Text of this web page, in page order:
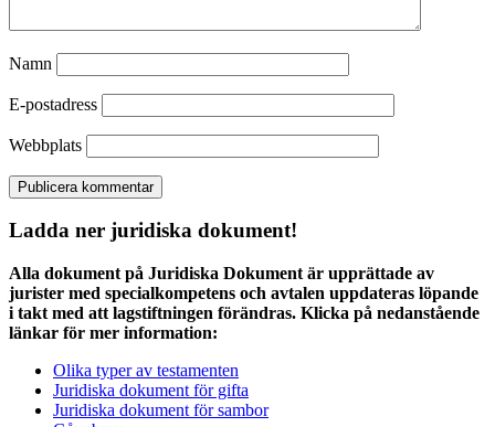
Namn
E-postadress
Webbplats
Ladda ner juridiska dokument!
Alla dokument på Juridiska Dokument är upprättade av
jurister med specialkompetens och avtalen uppdateras löpande
i takt med att lagstiftningen förändras. Klicka på nedanstående
länkar för mer information:
Olika typer av testamenten
Juridiska dokument för gifta
Juridiska dokument för sambor